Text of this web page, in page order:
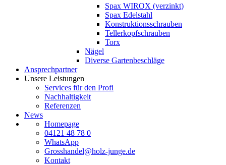
Spax WIROX (verzinkt)
Spax Edelstahl
Konstruktionsschrauben
Tellerkopfschrauben
Torx
Nägel
Diverse Gartenbeschläge
Ansprechpartner
Unsere Leistungen
Services für den Profi
Nachhaltigkeit
Referenzen
News
Homepage
04121 48 78 0
WhatsApp
Grosshandel@holz-junge.de
Kontakt